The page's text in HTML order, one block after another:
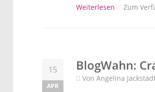
Weiterlesen über Jetzt
Zum
15
APR
BlogWahn:
Von Angelina